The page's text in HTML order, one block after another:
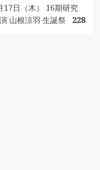
17日（木） 16期研究
山根涼羽 生誕祭
228